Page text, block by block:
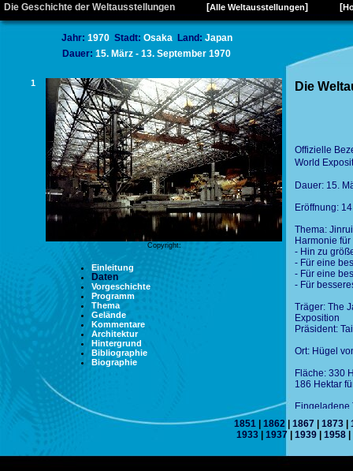
Die Geschichte der Weltausstellungen [Alle Weltausstellungen] [
1
Copyright:
Offizielle
World
Dauer: 15.
Eröffnung:
Thema:
Harmonie
- Hin zu
- Für eine
- Für eine
- Für
Träger: The
Exposition
Präsident:
Ort: Hügel
Fläche: 330
186 Hektar
Eingeladene
Teilnehmer:
1851| 1862| 1867| 1873|
1933| 1937| 1939| 1958|
Die
Jahr: 1970 Stadt: Osaka Land: Japan
Dauer: 15. März - 13. September 1970
Einleitung
Daten
Vorgeschichte
Programm
Thema
Gelände
Kommentare
Architektur
Hintergrund
Bibliographie
Biographie